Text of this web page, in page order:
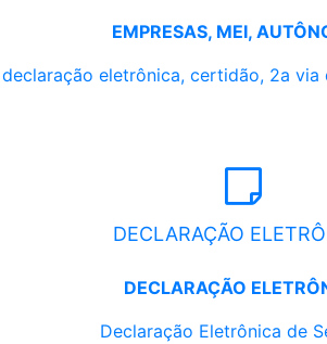
EMPRESAS, MEI,
eletrônica, certidão, 2a via
DECLARAÇÃO
DECLARAÇÃO
Declaração Eletrônica de